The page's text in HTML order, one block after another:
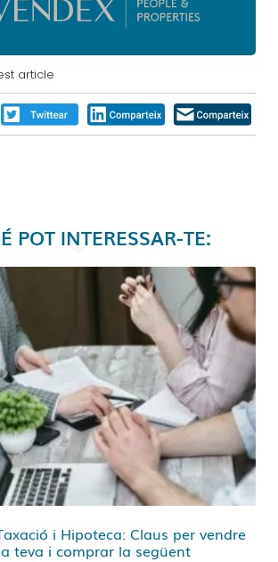
article
POT INTERESSAR-TE:
i Hipoteca: Claus per vendre
teva i comprar la següent